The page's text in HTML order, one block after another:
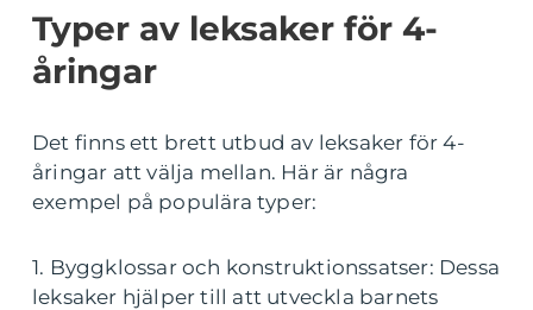
Typer av leksaker för 4-
åringar
Det finns ett brett utbud av leksaker för 4-
åringar att välja mellan. Här är några
exempel på populära typer:
1. Byggklossar och konstruktionssatser: Dessa
leksaker hjälper till att utveckla barnets